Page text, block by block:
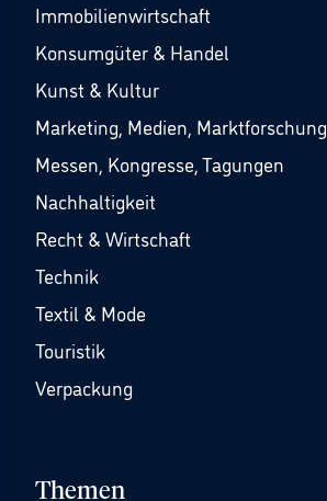
Immobilienwirtschaft
Konsumgüter & Handel
Kunst & Kultur
Marketing, Medien, Marktforschung
Messen, Kongresse, Tagungen
Nachhaltigkeit
Recht & Wirtschaft
Technik
Textil & Mode
Touristik
Verpackung
Themen